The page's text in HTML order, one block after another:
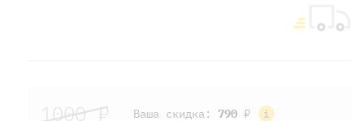
1000 ₽ Ваша скидка: 790 ₽